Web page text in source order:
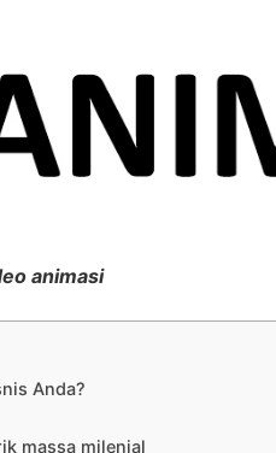
animasi
Anda?
massa milenial